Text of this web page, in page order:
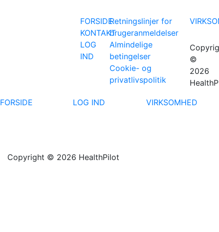
FORSIDE
KONTAKT
LOG
IND
Retningslinjer for
brugeranmeldelser
Almindelige
betingelser
Cookie- og
privatlivspolitik
©
2026
FORSIDE
LOG IND VIRKSOMHED
Copyright © 2026 HealthPilot